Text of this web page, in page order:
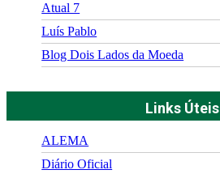
Atual 7
Luís Pablo
Blog Dois Lados da Moeda
Links Úteis
ALEMA
Diário Oficial